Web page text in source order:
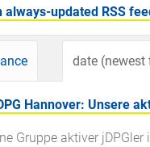
always-updated RSS
date (newest
Hannover: Unsere
Gruppe aktiver